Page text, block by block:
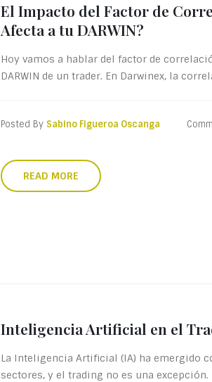
El Impacto del Factor de
Afecta a tu DARWIN?
Hoy vamos a hablar del factor de
DARWIN de un trader. En Darwinex, la
Posted By Sabino Figueroa Oscanga
READ MORE
Inteligencia Artificial en el
La Inteligencia Artificial (IA) ha emergido
sectores, y el trading no es una